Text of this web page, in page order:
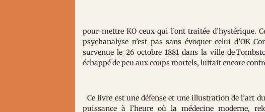
pour mettre KO ceux qui l’ont traitée d’hystérique.
psychanalyse n’est pas sans évoquer celui d’OK
survenue le 26 octobre 1881 dans la ville de
échappé de peu aux coups mortels, luttait encore
Ce livre est une défense et une illustration de l’art
puissance à l’heure où la médecine moderne,